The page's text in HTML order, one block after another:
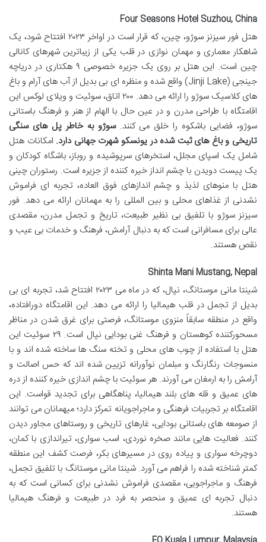
Four Seasons Hotel Suzhou, China
هتل فور سیزنز سوژو، چین، که قرار است در اواخر ۲۰۲۳ افتتاح شود، یک
شاهکار معماری و مهمان نوازی در قلب یکی از زیباترین شهرهای کانالی
چین است. این هتل بر روی یک جزیره خصوصی ۹ هکتاری در دریاچه
جینجی (Jinji Lake) واقع شده و منظره ای بی بدیل از آب های آرام و باغ
های کلاسیک سوژو را ارائه می دهد. ۲۰۰ اتاق، سوئیت و ویلای لوکس این
اقامتگاه با طراحی مدرن و در عین حال با الهام از هنر و فرهنگ باستانی
سوژو، فضایی باشکوه را خلق می کنند.سوژو به خاطر پل های سنگی
تاریخی و باغ های ثبت شده در یونسکو شهرت جهانی دارد. امکانات هتل
شامل یک اسپای مجلل، استخرهای سرپوشیده و روباز، باشگاه کودکان و
یک پیست دویدن با چشم انداز خیره کننده از جزیره است. رستوران چینی
هتل با منوهای لذیذ و چشم اندازهای فوق العاده، تجربه ای فراموش
نشدنی از غذاهای محلی و بین المللی را به مهمانان ارائه می دهد. فور
سیزنز سوژو با تلفیق بی نظیر طبیعت، تاریخ و تجمل مدرن، مقصدی
عالی برای مسافرانی است که به دنبال آرامش، فرهنگ و خدمات بی عیب و
نقص هستند.
Shinta Mani Mustang, Nepal
شینتا مانی موستانگ، نپال، که در ماه می ۲۰۲۳ افتتاح شد، تجربه ای بی
بدیل از تجمل در قلب هیمالیا را ارائه می دهد. این اقامتگاه دورافتاده،
واقع در منطقه سابقاً منزوی موستانگ، فرصتی برای غرق شدن در مناظر
مسحورکننده کوهستان و فرهنگ غنی بودایی نپال است. ۲۹ سوئیت این
هتل با استفاده از چوب های محلی و تخته سنگ ها ساخته شده اند و با
منسوجات رنگارنگ و مبلمان نوآورانه تزیین شده اند که حس اصالت و
آرامش را به ارمغان می آورند. هر سوئیت با چشم اندازی خیره کننده از دره
های عمیق و قله های بلند هیمالیا، پناهگاهی برای تجدید قواست. این
اقامتگاه بر تجربیات فرهنگی و ماجراجویانه تمرکز دارد؛ میهمانان می توانند
از صومعه های باستانی بودایی، غارهای تاریخی و روستاهای مجاور دیدن
کنند. فعالیت هایی مانند صخره نوردی، اسب سواری، تیراندازی با کمان،
دوچرخه سواری و پیاده روی در مسیرهای بکر، فرصت کشف این منطقه
کمتر شناخته شده را فراهم می آورد. شینتا مانی موستانگ با تلفیق تجمل،
فرهنگ و ماجراجویی، مقصدی فراموش نشدنی برای کسانی است که به
دنبال تجربه ای عمیق و منحصر به فرد در طبیعت و فرهنگ هیمالیا
هستند.